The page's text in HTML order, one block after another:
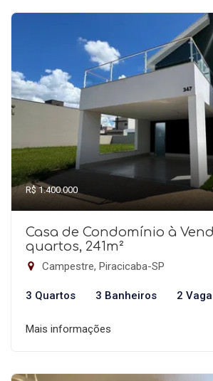
R$ 1.400.000
Casa de Condomínio à
quartos, 241m²
Campestre, Piracicaba-SP
3 Quartos 3 Banheiros 2
Mais informações